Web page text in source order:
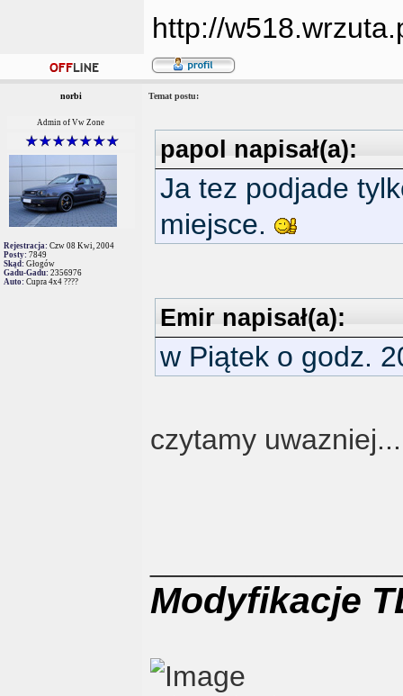
http://
norbi Temat postu:
Admin of Vw Zone
Rejestracja: Czw 08 Kwi, 2004
Posty: 7849
Skąd: Głogów
Gadu-Gadu: 2356976
Auto: Cupra 4x4 ????
papol napisał(a):
Ja tez podjade
miejsce.
Emir napisał(a):
w Piątek o godz.
czytamy
Modyfikacje